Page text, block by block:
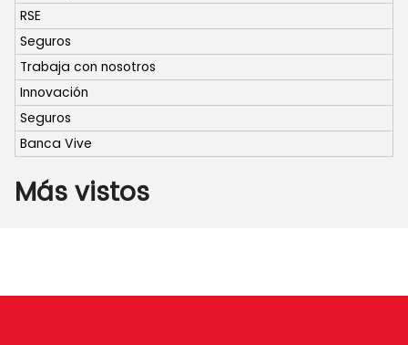
RSE
Seguros
Trabaja con nosotros
Innovación
Seguros
Banca Vive
Más vistos